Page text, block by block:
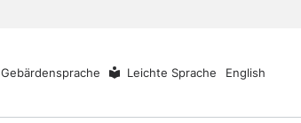
Gebärdensprache Leichte Sprache English